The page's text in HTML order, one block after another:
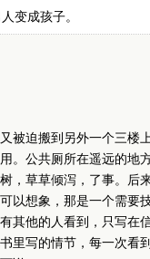
变成孩子。
迫搬到另外一个三楼
。公共厕所在遥远的地
，草草倾泻，了事。后
以想象，那是一个需要
其他的人看到，只写在
写的情节，每一次看到